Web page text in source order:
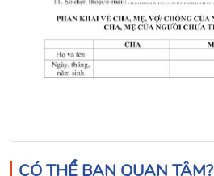
CÓ THỂ BẠN QUAN TÂM?